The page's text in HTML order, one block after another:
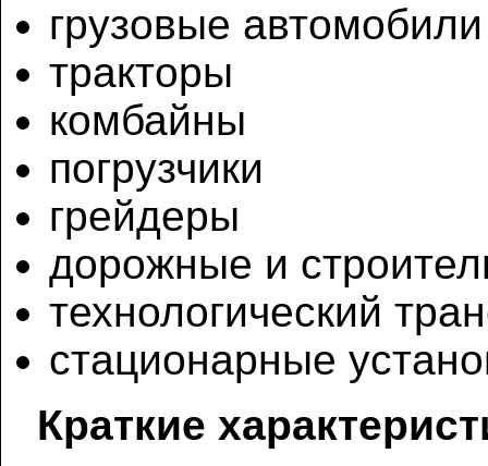
грузовые автомобили
тракторы
комбайны
погрузчики
грейдеры
дорожные и
технологический
стационарные
Краткие